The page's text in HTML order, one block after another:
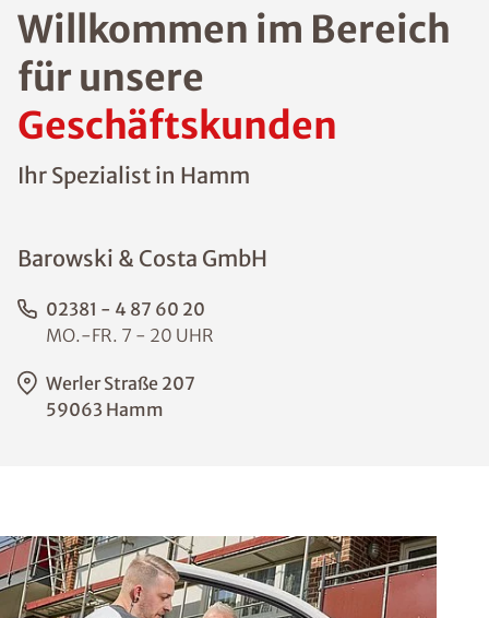
Willkommen im Bereich
für unsere
Geschäftskunden
Ihr Spezialist in Hamm
Barowski & Costa GmbH
02381 - 4 87 60 20
MO.-FR. 7 - 20 UHR
Werler Straße 207
59063 Hamm